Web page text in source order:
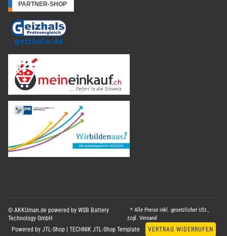
© AKKUman.de powered by WSB Battery
Technology GmbH
* Alle Preise inkl. gesetzlicher USt.,
zzgl.Versand
Powered by JTL-Shop TECHNIK JTL-Shop Template VERTRAG WIDERRUFEN